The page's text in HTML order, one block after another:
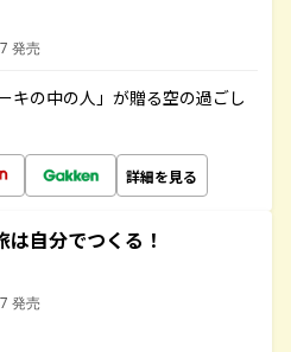
発売
キの中の人」が贈る空の過ごし
詳細を見る
は自分でつくる！
発売